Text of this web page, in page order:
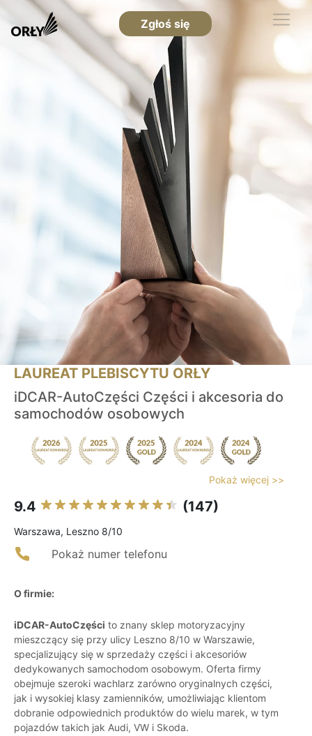
Zgłoś się
LAUREAT PLEBISCYTU ORŁY
iDCAR-AutoCzęści Części i akcesoria do
samochodów osobowych
Pokaż więcej >>
9.4 (147)
Warszawa, Leszno 8/10
Pokaż numer telefonu
O firmie:
iDCAR-AutoCzęści to znany sklep motoryzacyjny
mieszczący się przy ulicy Leszno 8/10 w Warszawie,
specjalizujący się w sprzedaży części i akcesoriów
dedykowanych samochodom osobowym. Oferta firmy
obejmuje szeroki wachlarz zarówno oryginalnych części,
jak i wysokiej klasy zamienników, umożliwiając klientom
dobranie odpowiednich produktów do wielu marek, w tym
pojazdów takich jak Audi, VW i Skoda.